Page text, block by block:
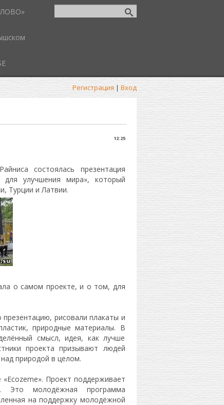
Регистрация | Вход
12:25
состоялась презентация
для улучшения мира», который
Турции и Латвии.
о самом проекте, и о том, для
рисовали плакаты и
природные материалы. В
смысл, идея, как лучше
проекта призывают людей
природой в целом.
Проект поддерживает
Это молодёжная программа
на поддержку молодёжной